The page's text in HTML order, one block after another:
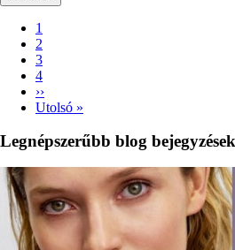
Oldalszámozás
Jelenlegi
oldal
1
Oldal
2
Oldal
3
Oldal
4
Következő
oldal
››
Utolsó
Utolsó »
Legnépszerűbb blog bejegyzések